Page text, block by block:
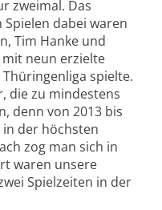
zweimal. Das
Spielen dabei waren
Tim Hanke und
mit neun erzielte
spielte.
die zu mindestens
denn von 2013 bis
der höchsten
zog man sich in
waren unsere
Spielzeiten in der